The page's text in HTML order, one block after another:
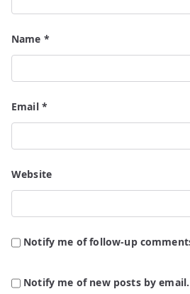
Name *
Email *
Website
Notify me of follow-up
Notify me of new posts by email.